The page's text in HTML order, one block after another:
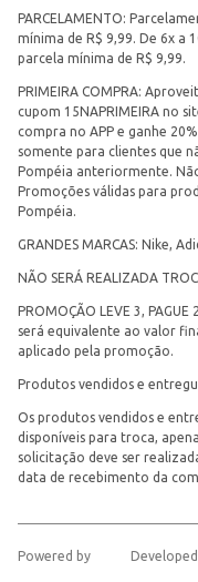
PARCELAMENTO:
mínima de R$ 9,99. De 6x a
parcela mínima de R$ 9,99.
PRIMEIRA COMPRA:
cupom 15NAPRIMEIRA no
compra no APP e ganhe
somente para clientes que
Pompéia anteriormente.
Promoções válidas para
Pompéia.
GRANDES MARCAS: Nike,
NÃO SERÁ REALIZADA
PROMOÇÃO LEVE 3,
será equivalente ao valor
aplicado pela promoção.
Produtos vendidos e
Os produtos vendidos e
disponíveis para troca,
solicitação deve ser
data de recebimento da
Powered by